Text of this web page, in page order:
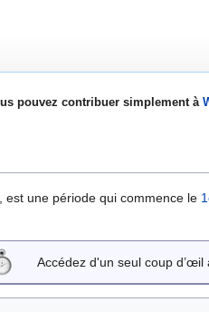
pouvez contribuer simplement à
est une période qui commence le
Accédez d'un seul coup d’œil